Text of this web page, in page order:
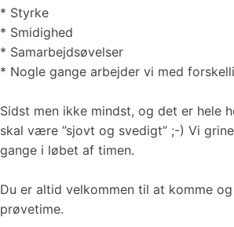
* Styrke
* Smidighed
* Samarbejdsøvelser
* Nogle gange arbejder vi med
Sidst men ikke mindst, og det er hele
skal være ”sjovt og svedigt” ;-) Vi
gange i løbet af timen.
Du er altid velkommen til at komme
prøvetime.